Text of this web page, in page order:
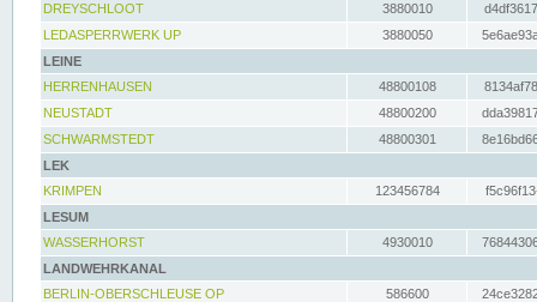
DREYSCHLOOT
3880010
LEDASPERRWERK UP
3880050
LEINE
HERRENHAUSEN
48800108
NEUSTADT
48800200
SCHWARMSTEDT
48800301
LEK
KRIMPEN
123456784
LESUM
WASSERHORST
4930010
LANDWEHRKANAL
BERLIN-OBERSCHLEUSE OP
586600